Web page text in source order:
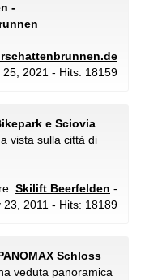
-
2021 - Hits: 18159
e Sciovia
vista sulla città di
Skilift Beerfelden -
23, 2011 - Hits: 18189
Schloss
veduta panoramica